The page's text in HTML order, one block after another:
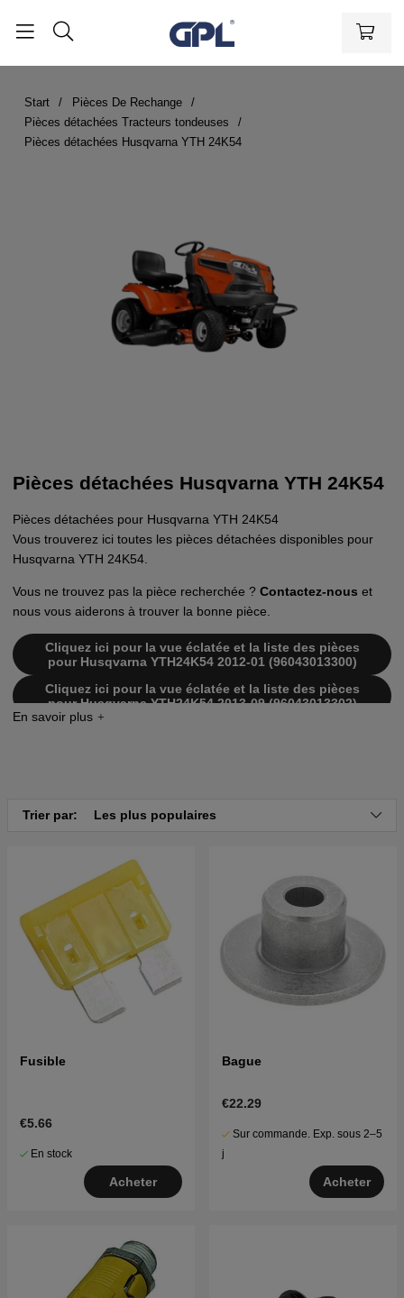
Start
Pièces De Rechange
Pièces détachées Tracteurs tondeuses
Pièces détachées Husqvarna YTH 24K54
Pièces détachées Husqvarna YTH 24K54
Pièces détachées pour Husqvarna YTH 24K54
Vous trouverez ici toutes les pièces détachées disponibles pour
Husqvarna YTH 24K54.
Vous ne trouvez pas la pièce recherchée ? Contactez-nous et
nous vous aiderons à trouver la bonne pièce.
Cliquez ici pour la vue éclatée et la liste des pièces
pour Husqvarna YTH24K54 2012-01 (96043013300)
Cliquez ici pour la vue éclatée et la liste des pièces
pour Husqvarna YTH24K54 2013-09 (96043013302)
Trier par: Les plus populaires
Fusible
€5.66
En stock
Acheter
Bague
€22.29
Sur commande. Exp. sous 2–5
j
Acheter